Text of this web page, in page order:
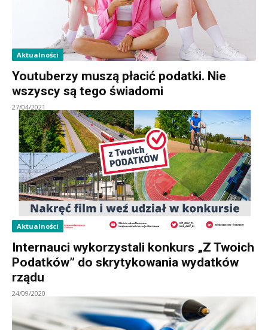
Aktualności
Youtuberzy muszą płacić podatki. Nie
wszyscy są tego świadomi
27/04/2021
Aktualności
Internauci wykorzystali konkurs „Z Twoich
Podatków” do skrytykowania wydatków
rządu
24/09/2020